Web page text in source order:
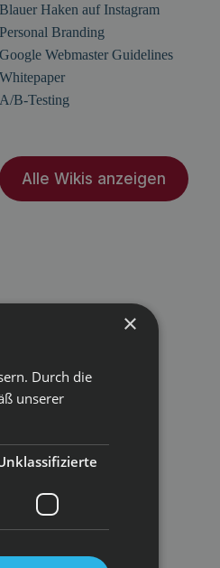
Blauer Haken auf Instagram
Personal Branding
Google Webmaster Guidelines
Whitepaper
A/B-Testing
Alle Wikis anzeigen
×
Durch die
unserer